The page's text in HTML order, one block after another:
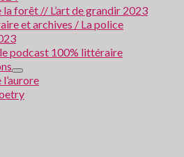
la forêt // L’art de grandir 2023
et archives / La police
podcast 100% littéraire